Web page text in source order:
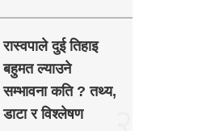
रास्वपाले दुई तिहाइ
बहुमत ल्याउने
सम्भावना कति ? तथ्य,
डाटा र विश्लेषण